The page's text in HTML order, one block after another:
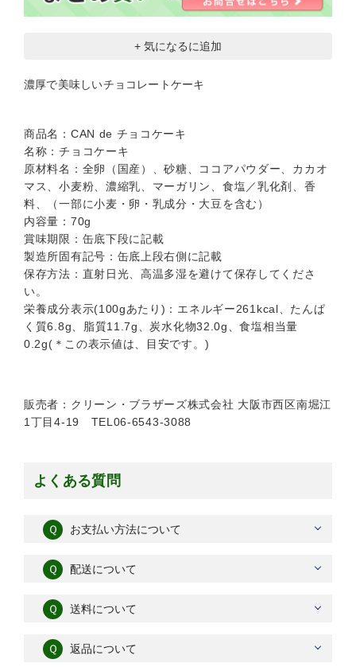
+ 気になるに追加
濃厚で美味しいチョコレートケーキ
商品名：CAN de チョコケーキ
名称：チョコケーキ
原材料名：全卵（国産）、砂糖、ココアパウダー、カカオ
マス、小麦粉、濃縮乳、マーガリン、食塩／乳化剤、香
料、（一部に小麦・卵・乳成分・大豆を含む）
内容量：70g
賞味期限：缶底下段に記載
製造所固有記号：缶底上段右側に記載
保存方法：直射日光、高温多湿を避けて保存してくださ
い。
栄養成分表示(100gあたり)：エネルギー261kcal、たんぱ
く質6.8g、脂質11.7g、炭水化物32.0g、食塩相当量
0.2g(＊この表示値は、目安です。)
販売者：クリーン・ブラザーズ株式会社 大阪市西区南堀江
1丁目4-19 TEL06-6543-3088
よくある質問
Ｑ お支払い方法について
Ｑ 配送について
Ｑ 送料について
Ｑ 返品について